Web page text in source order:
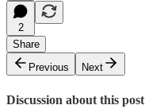
2
Share
Previous
Next
Discussion about this post